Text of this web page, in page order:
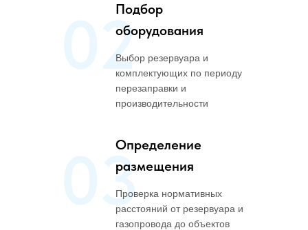
02
Подбор
оборудования
Выбор резервуара и
комплектующих по периоду
перезаправки и
производительности
03
Определение
размещения
Проверка нормативных
расстояний от резервуара и
газопровода до объектов